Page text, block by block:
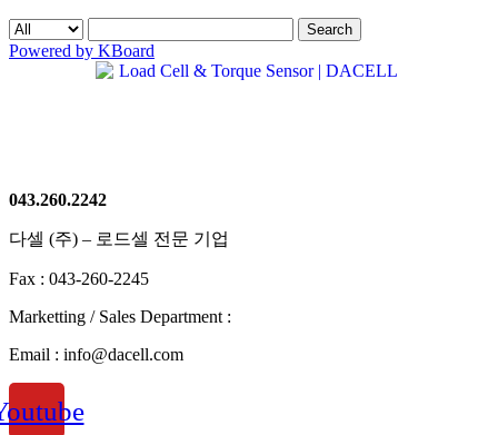
Search
Powered by KBoard
043.260.2242
다셀 (주) – 로드셀 전문 기업
Fax : 043-260-2245
Marketting / Sales Department :
Email : info@dacell.com